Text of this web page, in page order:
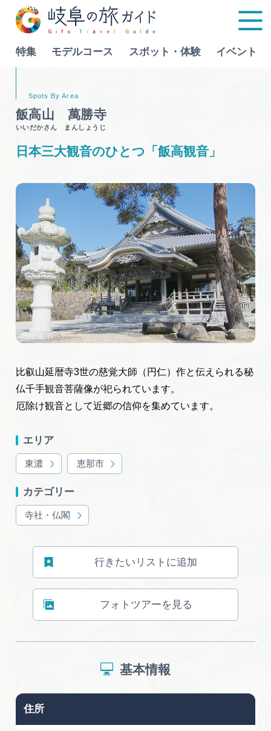
特集 モデルコース スポット・体験 イベント
スポット・体験
イベント
グルメ
旅の予約
アクセス
ぎふ旅レポーター記事
買い物・お土産
体験予約サイト「ＶＩＳＩＴ岐阜県」
岐阜県アウトドア観光キャンペーン
岐阜県まるごと観光エリアガイド
岐阜県観光データベース
フォトライブラリー
Language
行きたいリストを見る
飯高山 萬勝寺
いいだかさん まんしょうじ
日本三大観音のひとつ「飯高観音」
比叡山延暦寺3世の慈覚大師（円仁）作と伝えられる秘
仏千手観音菩薩像が祀られています。
厄除け観音として近郷の信仰を集めています。
エリア
東濃 恵那市
カテゴリー
寺社・仏閣
行きたいリストに追加
フォトツアーを見る
基本情報
住所